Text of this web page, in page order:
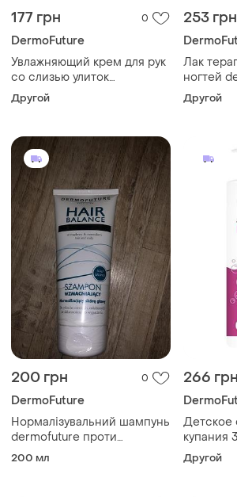
177 грн 0
DermoFuture
Увлажняющий крем для рук
со слизью улиток
dermofuture, 50 мл
(liv320301)
Другой
253 грн
Лак
ногтей
(liv324401)
Другой
200 грн 0
DermoFuture
Нормалізувальний шампунь
dermofuture проти
випадіння волосся 200 мл
200 мл
266 грн
Детское
купания
Другой